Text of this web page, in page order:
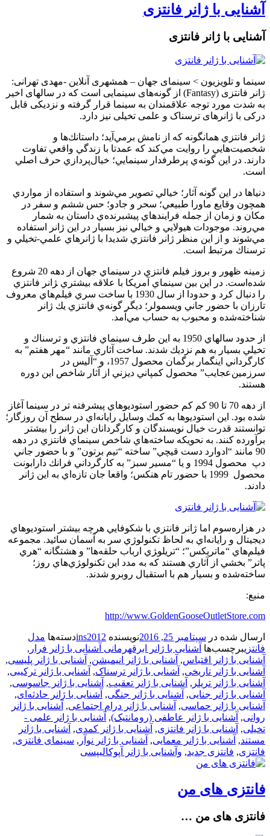
آشنایی با ژانر فانتزی
آشنایی با ژانر فانتزی
سینما و تلویزیون > سینمای‌ جهان – همشهری آنلاین -مهدی تهرانی:
ژانر فانتزی (Fantasy) از گونه‌های سینمایی است که در سالهای اخیر
به شدت مورد توجه علاقمندان به سینما قرار گرفته و نزدیکی قابل
درکی با ژانرهای ترسناک و علمی تخیلی نیز دارد.
ژانر فانتزي همانگونه كه از نامش برمي‌آيد؛ داستانك‌ها و
شخصيت‌هايي را روايت مي‌كند كه عمدتا با زندگي واقعي تفاوت
دارند. در اين گونه‌ي پرطرفدار سينمايي؛ خيال‌پردازي حرف اصلي
است.
دنياها در اين گونه آثار؛ خيالي تصوير مي‌شوند و استفاده از مواردي
همچون وقايع ماورا طبيعي؛ سحر و جادو؛ حس ششم و سفر در
مكان و زمان از جمله فرايندهاي پيشبرنده‌ي داستان به شمار
مي‌روند. موجودات هيولايي و خيالي نيز بسيار در اين ژانر استفاده
مي‌شوند و از اين منظر ژانر فانتزي شديدا با ژانرهاي علمي-تخيلي و
ترسناك مرتبط است.
زمينه ظهور و بروز فيلم فانتزي در سينماي جهان از دهه 20 شروع
شده‌است. در اين بين سينماي آمريكا با علاقه بيشتري ‍ژانر فانتزي
را دنبال كرد و حدودا از سال 1930 با ساخت سري فيلم‌هاي معروف
تارزان با حضور جاني ويسمولر؛ ديگر گونه‌ي فانتزي يك ژانر
شناخته‌شده و محبوب به حساب مي‌آمد.
از حدود سالهاي 1950 به اين طرف سينماي فانتزي و ترسناك و
تخيلي بسيار به هم نزديك شدند. ساخت آثاري مانند “مهر هفتم” به
كارگرداني اينگمار برگمان محصول 1957، و “آليس در
سرزمين‌عجايب” محصول كمپاني ديزني از آثار شاخص اين دوره
هستند.
از دهه 70 تا 90 كم كم حضور استوديوهاي پيشرفته تر در سينما آغاز
شده بود. اين استوديوها به كمك وسايل رايانه‌اي در سطح آن روزگار؛
توانستند قدرت خيال نويسندگان و كارگردانان اين ژانر را بيشتر
برآورده كنند. به نحويكه ساخته‌هاي شاخص سينماي فانتزي در دهه
90 مانند “ادوارد دست قيچي” ساخته “تيم برتون” و با حضور جاني
دپ محصول 1994 و يا “مسير سبز” به كارگرداني فرانك دارابونت
محصول 1999 با حضور تام هنكس؛ واقعا جان تازه‌اي به اين ژانر
دادند.
در هزاره‌سوم اما ژانر فانتزي با شكوفايي هرچه بيشتر استوديوهاي
ديجيتال و رايانه‌اي به لحاظ تكنولوژي سر به آسمان سائيد. مجموعه
فيلم‌هاي “ماتريكس”؛ “تريلو‍ژي ارباب حلقه‌ها” و هشتگانه “هري
پاتر” بخشي از آثاري هستند كه به مدد اين تكنولو‍ژي‌هاي روز؛
ساخته‌شده و بسيار هم با استقبال روبرو شدند.
منبع:
http://www.GoldenGooseOutletStore.com
ارسال شده در سپتامبر 25, 2016 نویسنده ins2012دسته‌ها مدل
فانتزیبرچسب‌ها آشنایی با ژانر ابرقهرمانی آشنایی با ژانر فرار ,
آشنایی با ژانر اقتباس, آشنایی با ژانر انیمیشن, آشنایی با ژانر پلیسی,
آشنایی با ژانر تاریخی, آشنایی با ژانر ترسناک, آشنایی با ژانر ترکیبی,
آشنایی با ژانر تریلر , آشنایی با ژانر تعقیب, آشنایی با ژانر جاسوسی,
آشنایی با ژانر جنایی, آشنایی با ژانر جنگی, آشنایی با ژانر حادثه‌ای,
آشنایی با ژانر حماسی, آشنایی با ژانر درام اجتماعی, آشنایی با ژانر
روانی, آشنایی با ژانر عاطفی (رومانتیک), آشنایی با ژانر علمی -
تخیلی, آشنایی با ژانر فانتزی, آشنایی با ژانر کمدی, آشنایی با ژانر
مستند, آشنایی با ژانر معمایی, آشنایی با ژانر نوآر , سینمای فانتزی,
فانتزی, فانتزی جدید, وآشنایی با ژانر آپوکالیپسی
فانتزی های من
فانتزی های من …